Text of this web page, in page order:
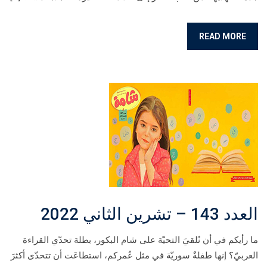
READ MORE
العدد 143 – تشرين الثاني 2022
ما رأيكم في أن نُلقيَ التحيّة على شام البكور، بطلة تحدّي القراءة
العربيّ؟ إنها طفلةٌ سوريّة في مثل عُمركم، استطاعَت أن تتحدّى أكثرَ